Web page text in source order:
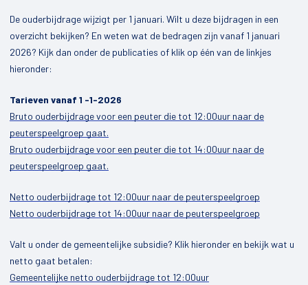
De ouderbijdrage wijzigt per 1 januari. Wilt u deze bijdragen in een
overzicht bekijken? En weten wat de bedragen zijn vanaf 1 januari
2026? Kijk dan onder de publicaties of klik op één van de linkjes
hieronder:
Tarieven vanaf 1 -1-2026
Bruto ouderbijdrage voor een peuter die tot 12:00uur naar de
peuterspeelgroep gaat.
Bruto ouderbijdrage voor een peuter die tot 14:00uur naar de
peuterspeelgroep gaat.
Netto ouderbijdrage tot 12:00uur naar de peuterspeelgroep
Netto ouderbijdrage tot 14:00uur naar de peuterspeelgroep
Valt u onder de gemeentelijke subsidie? Klik hieronder en bekijk wat u
netto gaat betalen:
Gemeentelijke netto ouderbijdrage tot 12:00uur